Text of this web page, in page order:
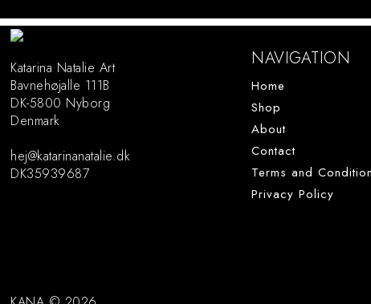
Katarina Natalie Art
Bavnehøjalle 111B
DK-5800 Nyborg
Denmark
hej@katarinanatalie.dk
DK35939687
NAVIGATION
Home
Shop
About
Contact
Terms and
Privacy Policy